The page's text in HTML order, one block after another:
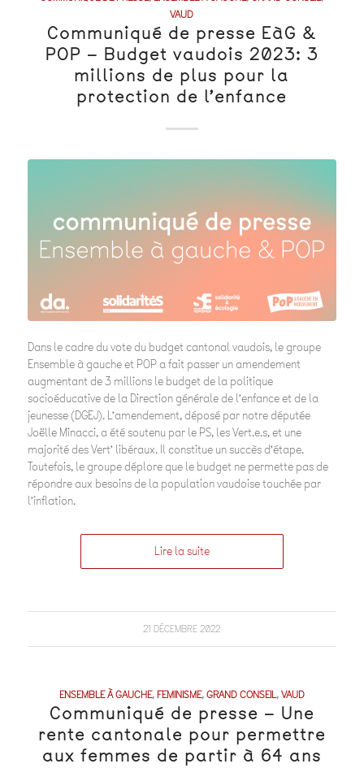
VAUD
Communiqué de presse EàG &
POP – Budget vaudois 2023: 3
millions de plus pour la
protection de l’enfance
Dans le cadre du vote du budget cantonal vaudois, le groupe
Ensemble à gauche et POP a fait passer un amendement
augmentant de 3 millions le budget de la politique
socioéducative de la Direction générale de l’enfance et de la
jeunesse (DGEJ). L’amendement, déposé par notre députée
Joëlle Minacci, a été soutenu par le PS, les Vert.e.s, et une
majorité des Vert’ libéraux. Il constitue un succès d’étape.
Toutefois, le groupe déplore que le budget ne permette pas de
répondre aux besoins de la population vaudoise touchée par
l’inflation.
Lire la suite
21 DÉCEMBRE 2022
ENSEMBLE À GAUCHE,FEMINISME,GRAND CONSEIL,VAUD
Communiqué de presse – Une
rente cantonale pour permettre
aux femmes de partir à 64 ans